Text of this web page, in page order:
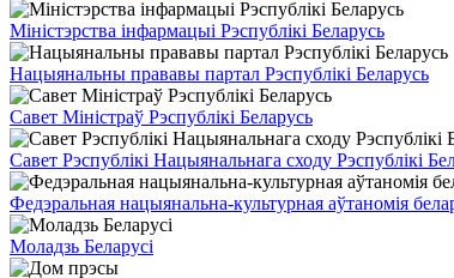
Міністэрства інфармацыі Рэспублікі Беларусь
Нацыянальны прававы партал Рэспублікі Беларусь
Савет Міністраў Рэспублікі Беларусь
Савет Рэспублікі Нацыянальнага сходу Рэспублікі
Федэральная нацыянальна-культурная аўтаномія
Моладзь Беларусі